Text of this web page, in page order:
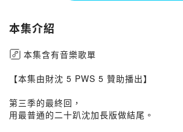
本集介紹
本集含有音樂歌單
【本集由財沈 5 PWS 5 贊助播出】
第三季的最終回，
用最普通的二十趴沈加長版做結尾。